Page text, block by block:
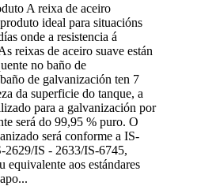
A reixa de aceiro
ideal para situacións
onde a resistencia á
reixas de aceiro suave están
no baño de
de galvanización ten 7
da superficie do tanque, a
para a galvanización por
será do 99,95 % puro. O
será conforme a IS-
2629/IS - 2633/IS-6745,
aos estándares